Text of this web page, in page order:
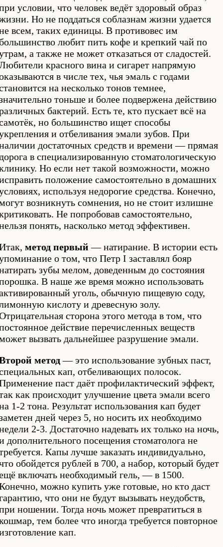
условии, что человек ведёт здоровый образ
Но не поддаться соблазнам жизни удается
всем, таких единицы. В противовес им
любит пить кофе и крепкий чай по
а также не может отказаться от сладостей.
красного вина и сигарет напрямую
в числе тех, чья эмаль с годами
на несколько тонов темнее,
тоньше и более подвержена действию
бактерий. Есть те, кто пускает всё на
но большинство ищет способы
и отбеливания эмали зубов. При
достаточных средств и времени — прямая
в специализированную стоматологическую
Но если нет такой возможности, можно
положение самостоятельно в домашних
используя недорогие средства. Конечно,
возникнуть сомнения, но не стоит излишне
Не попробовав самостоятельно,
понять, насколько метод эффективен.
метод первый — натирание. В истории есть
о том, что Петр I заставлял бояр
зубы мелом, доведенным до состояния
В наше же время можно использовать
уголь, обычную пищевую соду,
кислоту и древесную золу.
сторона этого метода в том, что
действие перечисленных веществ
вызвать дальнейшее разрушение эмали.
метод— это использование зубных паст,
кап, отбеливающих полосок.
паст даёт профилактический эффект,
как происходит улучшение цвета эмали всего
1-2 тона. Результат использования кап будет
дней через 5, но носить их необходимо
2-3. Достаточно надевать их только на ночь,
дополнительного посещения стоматолога не
Капы лучше заказать индивидуально,
обойдется рублей в 700, а набор, который будет
включать необходимый гель, — в 1500.
можно купить уже готовые, но кто даст
что они не будут вызывать неудобств,
ношении. Тогда ночь может превратиться в
тем более что иногда требуется повторное
кап.